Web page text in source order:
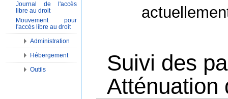
Suivi des
Atténuation
Journal de l'accès
libre au droit
Mouvement pour
l'accès libre au droit
Administration
Hébergement
Outils